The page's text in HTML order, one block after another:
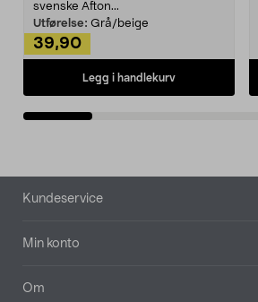
svenske Afton...
Utførelse: Grå/beige
39,90
Legg i handlekurv
Bunntekst
Kundeservice
Min konto
Om